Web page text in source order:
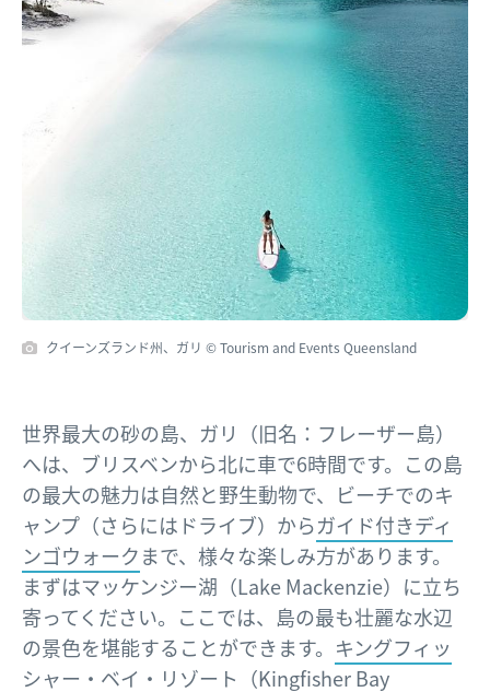
クイーンズランド州、ガリ © Tourism and Events Queensland
世界最大の砂の島、ガリ（旧名：フレーザー島）
へは、ブリスベンから北に車で6時間です。この島
の最大の魅力は自然と野生動物で、ビーチでのキ
ャンプ（さらにはドライブ）からガイド付きディ
ンゴウォークまで、様々な楽しみ方があります。
まずはマッケンジー湖（Lake Mackenzie）に立ち
寄ってください。ここでは、島の最も壮麗な水辺
の景色を堪能することができます。 キングフィッ
シャー・ベイ・リゾート（Kingfisher Bay